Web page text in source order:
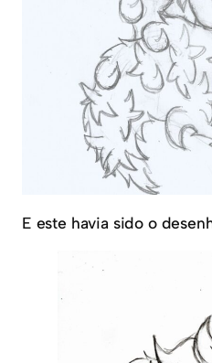
E este havia sido o